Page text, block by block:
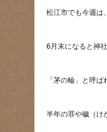
松江市でも今週は